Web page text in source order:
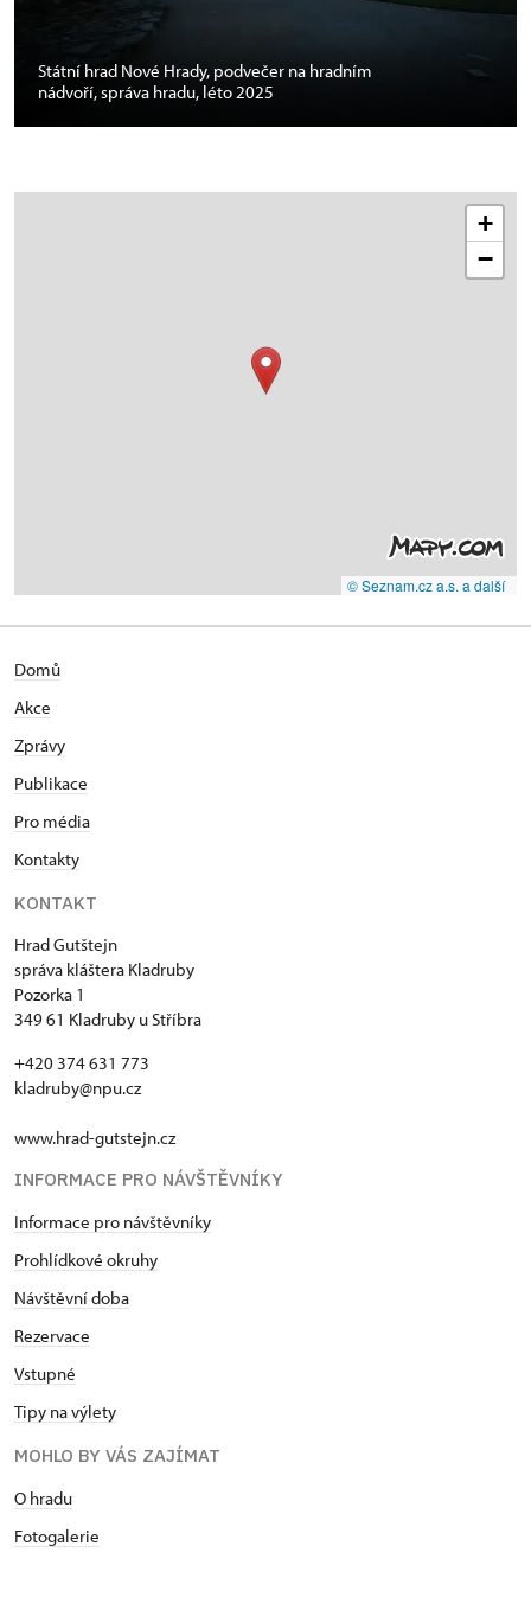
Státní hrad Nové Hrady, podvečer na hradním
nádvoří, správa hradu, léto 2025
+
−
© Seznam.cz a.s. a další
Domů
Akce
Zprávy
Publikace
Pro média
Kontakty
KONTAKT
Hrad Gutštejn
správa kláštera Kladruby
Pozorka 1
349 61 Kladruby u Stříbra
+420 374 631 773
kladruby@npu.cz
www.hrad-gutstejn.cz
INFORMACE PRO NÁVŠTĚVNÍKY
Informace pro návštěvníky
Prohlídkové okruhy
Návštěvní doba
Rezervace
Vstupné
Tipy na výlety
MOHLO BY VÁS ZAJÍMAT
O hradu
Fotogalerie